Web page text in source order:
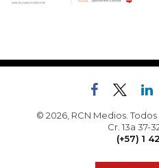
© 2026, RCN Medios.
Cr. 13a 37-
(+57) 1